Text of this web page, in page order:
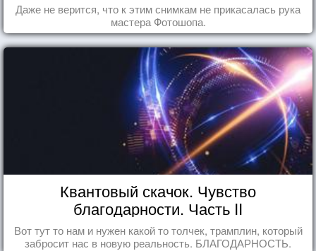
Даже не верится, что к этим снимкам не прикасалась рука
мастера Фотошопа.
Квантовый скачок. Чувство
благодарности. Часть II
Вот тут то нам и нужен какой то толчек, трамплин, который
забросит нас в новую реальность. БЛАГОДАРНОСТЬ.